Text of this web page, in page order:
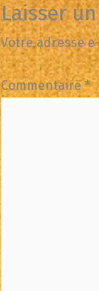
Laisser
Votre adresse
Commentaire*